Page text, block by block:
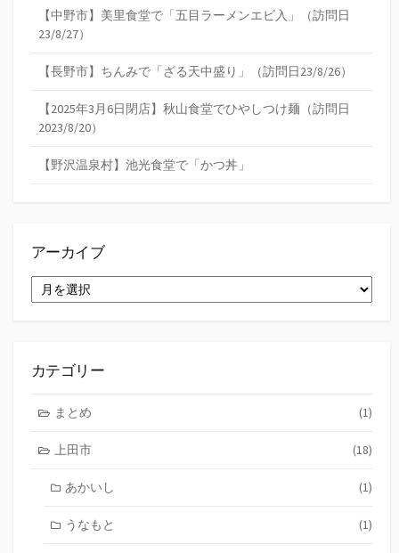
【中野市】美里食堂で「五目ラーメンエビ入」（訪問日
23/8/27）
【長野市】ちんみで「ざる天中盛り」（訪問日23/8/26）
【2025年3月6日閉店】秋山食堂でひやしつけ麺（訪問日
2023/8/20）
【野沢温泉村】池光食堂で「かつ丼」
アーカイブ
ー
カテゴリー
まとめ (1)
上田市 (18)
あかいし (1)
うなもと (1)